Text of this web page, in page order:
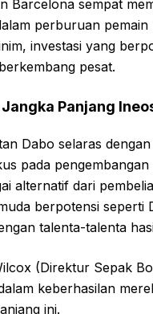
Barcelona sempat
perburuan
investasi yang
pesat.
Panjang
Dabo selaras
pada
alternatif dari
berpotensi
talenta-talenta
(Direktur Sepak
keberhasilan
ini.